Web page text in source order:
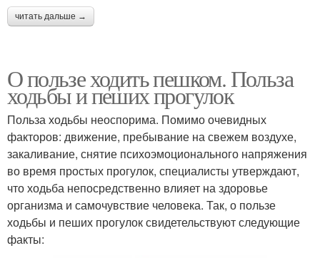
читать дальше →
О пользе ходить пешком. Польза
ходьбы и пеших прогулок
Польза ходьбы неоспорима. Помимо очевидных
факторов: движение, пребывание на свежем воздухе,
закаливание, снятие психоэмоционального напряжения
во время простых прогулок, специалисты утверждают,
что ходьба непосредственно влияет на здоровье
организма и самочувствие человека. Так, о пользе
ходьбы и пеших прогулок свидетельствуют следующие
факты: